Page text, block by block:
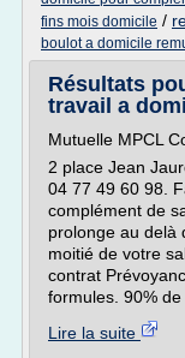
fins mois domicile /
boulot a domicile
Résultats
travail a
Mutuelle MPCL
2 place Jean
04 77 49 60 98.
complément de
prolonge au delà
moitié de votre
contrat
formules. 90% de
Lire la suite